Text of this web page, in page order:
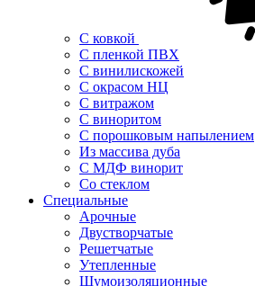
С ковкой
С пленкой ПВХ
С винилискожей
С окрасом НЦ
С витражом
С виноритом
С порошковым напылением
Из массива дуба
С МДФ винорит
Со стеклом
Специальные
Арочные
Двустворчатые
Решетчатые
Утепленные
Шумоизоляционные